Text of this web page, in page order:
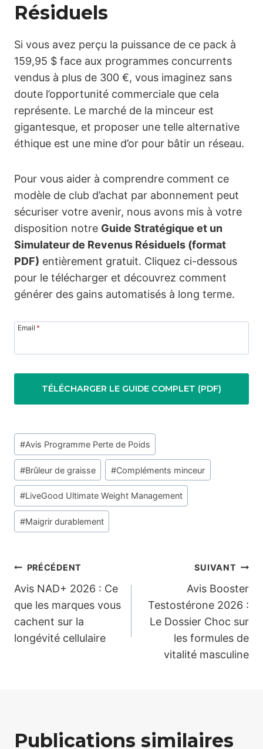
Résiduels
Si vous avez perçu la puissance de ce pack à
159,95 $ face aux programmes concurrents
vendus à plus de 300 €, vous imaginez sans
doute l’opportunité commerciale que cela
représente. Le marché de la minceur est
gigantesque, et proposer une telle alternative
éthique est une mine d’or pour bâtir un réseau.
Pour vous aider à comprendre comment ce
modèle de club d’achat par abonnement peut
sécuriser votre avenir, nous avons mis à votre
disposition notre Guide Stratégique et un
Simulateur de Revenus Résiduels (format
PDF) entièrement gratuit. Cliquez ci-dessous
pour le télécharger et découvrez comment
générer des gains automatisés à long terme.
Email *
TÉLÉCHARGER LE GUIDE COMPLET (PDF)
Étiquettes
de
la
publication :
#Avis Programme Perte de Poids
#Brûleur de graisse #Compléments minceur
#LiveGood Ultimate Weight Management
#Maigrir durablement
Navigation
de
l’article
PRÉCÉDENT
Avis NAD+ 2026 : Ce
que les marques vous
cachent sur la
longévité cellulaire
SUIVANT
Avis Booster
Testostérone 2026 :
Le Dossier Choc sur
les formules de
vitalité masculine
Publications similaires